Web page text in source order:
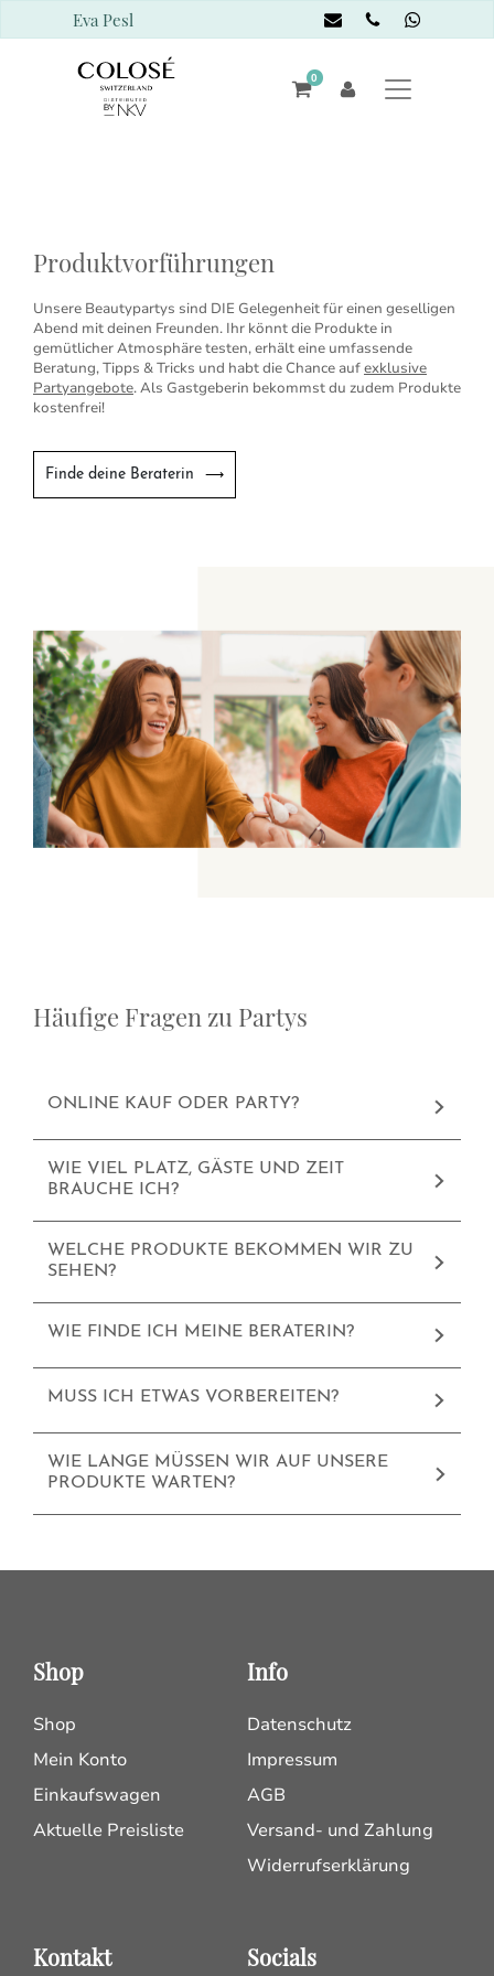
Eva Pesl
0
Produktvorführungen
Unsere Beautypartys sind DIE Gelegenheit für einen geselligen
Abend mit deinen Freunden. Ihr könnt die Produkte in
gemütlicher Atmosphäre testen, erhält eine umfassende
Beratung, Tipps & Tricks und habt die Chance aufexklusive
Partyangebote. Als Gastgeberin bekommst du zudem Produkte
kostenfrei!
Finde deine Beraterin
Häufige Fragen zu Partys
ONLINE KAUF ODER PARTY?
WIE VIEL PLATZ, GÄSTE UND ZEIT
BRAUCHE ICH?
WELCHE PRODUKTE BEKOMMEN WIR ZU
SEHEN?
WIE FINDE ICH MEINE BERATERIN?
MUSS ICH ETWAS VORBEREITEN?
WIE LANGE MÜSSEN WIR AUF UNSERE
PRODUKTE WARTEN?
Shop
Shop
Mein Konto
Einkaufswagen
Aktuelle Preisliste
Info
Datenschutz
Impressum
AGB
Versand- und Zahlung
Widerrufserklärung
Kontakt Socials